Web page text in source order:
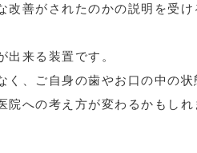
善がされたのかの説明を受
来る装置です。
、ご自身の歯やお口の中の状
への考え方が変わるかもし